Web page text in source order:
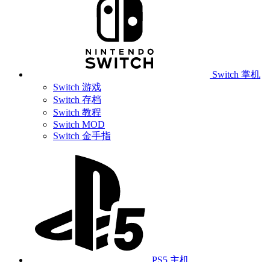
Switch 掌机
Switch 游戏
Switch 存档
Switch 教程
Switch MOD
Switch 金手指